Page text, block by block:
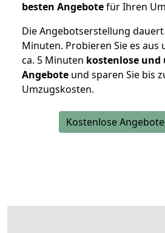
besten Angebotefür Ihren
Die Angebotserstellung
Minuten. Probieren Sie es aus
ca. 5 Minuten kostenlose
Angebote und sparen Sie bis
Umzugskosten.
Kostenlose